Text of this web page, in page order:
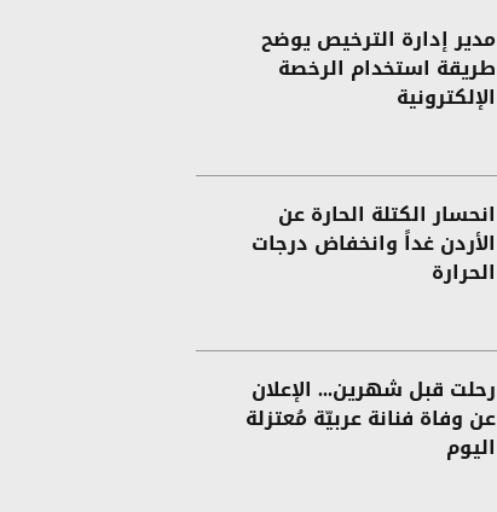
مدير إدارة الترخيص يوضح
طريقة استخدام الرخصة
الإلكترونية
انحسار الكتلة الحارة عن
الأردن غداً وانخفاض درجات
الحرارة
رحلت قبل شهرين... الإعلان
عن وفاة فنانة عربيّة مُعتزلة
اليوم